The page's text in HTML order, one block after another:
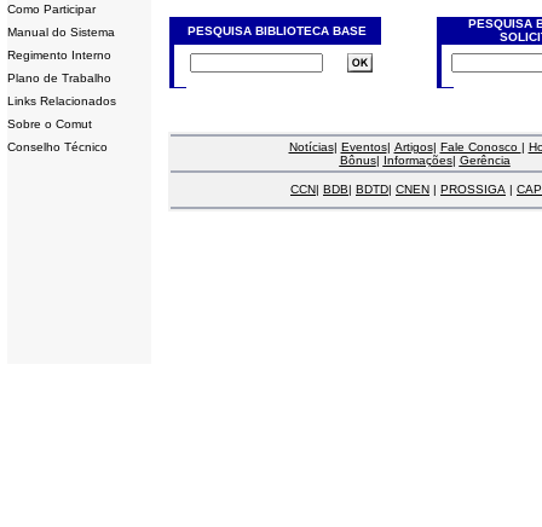
Como Participar
Manual do Sistema
Regimento Interno
Plano de Trabalho
Links Relacionados
Sobre o Comut
Conselho Técnico
PESQUISA BIBLIOTECA BASE
PESQUISA
Notícias| Eventos| Artigos| Fale Conosco |
Bônus| Informações| Gerência
CCN| BDB| BDTD| CNEN | PROSSIGA |